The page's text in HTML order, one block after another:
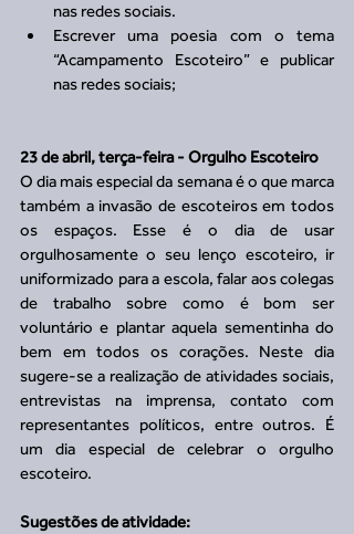
nas redes sociais.
Escrever uma poesia com o tema
“Acampamento Escoteiro” e publicar
nas redes sociais;
23 de abril, terça-feira - Orgulho Escoteiro
O dia mais especial da semana é o que marca
também a invasão de escoteiros em todos
os espaços. Esse é o dia de usar
orgulhosamente o seu lenço escoteiro, ir
uniformizado para a escola, falar aos colegas
de trabalho sobre como é bom ser
voluntário e plantar aquela sementinha do
bem em todos os corações. Neste dia
sugere-se a realização de atividades sociais,
entrevistas na imprensa, contato com
representantes políticos, entre outros. É
um dia especial de celebrar o orgulho
escoteiro.
Sugestões de atividade: